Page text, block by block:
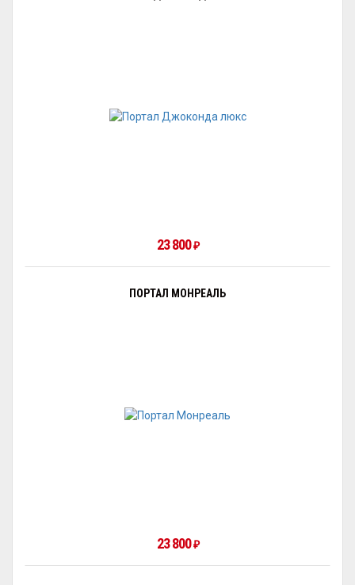
23 800₽
ПОРТАЛ МОНРЕАЛЬ
23 800₽